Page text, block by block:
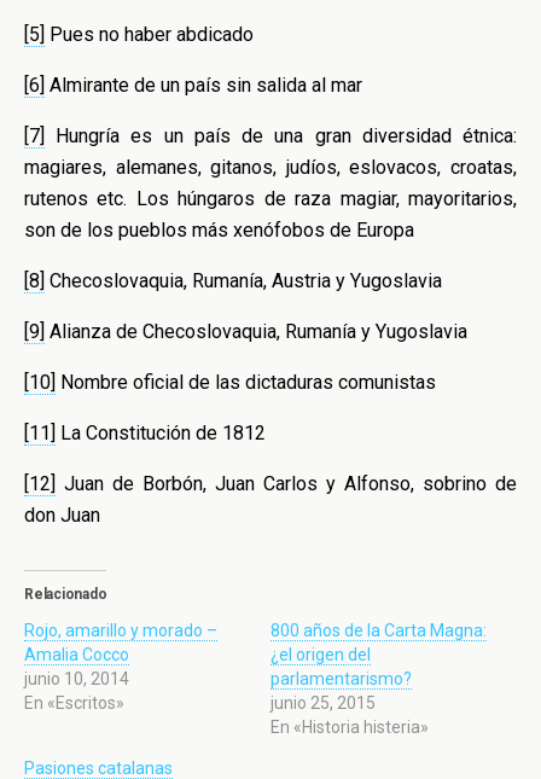
[5] Pues no haber abdicado
[6] Almirante de un país sin salida al mar
[7]
Hungría es un país de una gran diversidad étnica:
magiares, alemanes, gitanos, judíos, eslovacos, croatas,
rutenos etc. Los húngaros de raza magiar, mayoritarios,
son de los pueblos más xenófobos de Europa
[8] Checoslovaquia, Rumanía, Austria y Yugoslavia
[9] Alianza de Checoslovaquia, Rumanía y Yugoslavia
[10] Nombre oficial de las dictaduras comunistas
[11] La Constitución de 1812
[12] Juan de Borbón, Juan Carlos y Alfonso, sobrino de
don Juan
Relacionado
Rojo, amarillo y morado –
Amalia Cocco
junio 10, 2014
En «Escritos»
800 años de la Carta Magna:
¿el origen del
parlamentarismo?
junio 25, 2015
En «Historia histeria»
Pasiones catalanas